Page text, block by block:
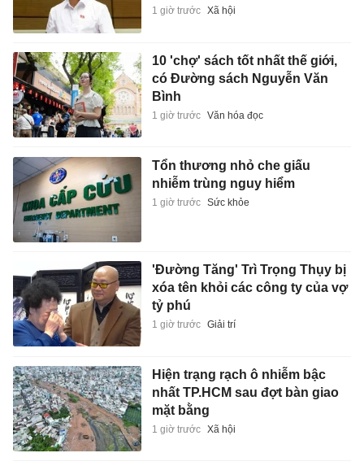
1 giờ trước Xã hội
10 'chợ' sách tốt nhất thế giới,
có Đường sách Nguyễn Văn
Bình
1 giờ trước Văn hóa đọc
Tổn thương nhỏ che giấu
nhiễm trùng nguy hiểm
1 giờ trước Sức khỏe
'Đường Tăng' Trì Trọng Thụy bị
xóa tên khỏi các công ty của vợ
tỷ phú
1 giờ trước Giải trí
Hiện trạng rạch ô nhiễm bậc
nhất TP.HCM sau đợt bàn giao
mặt bằng
1 giờ trước Xã hội